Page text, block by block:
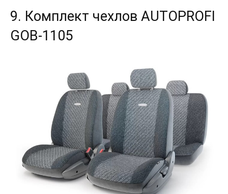
9. Комплект чехлов AUTOPROFI
GOB-1105